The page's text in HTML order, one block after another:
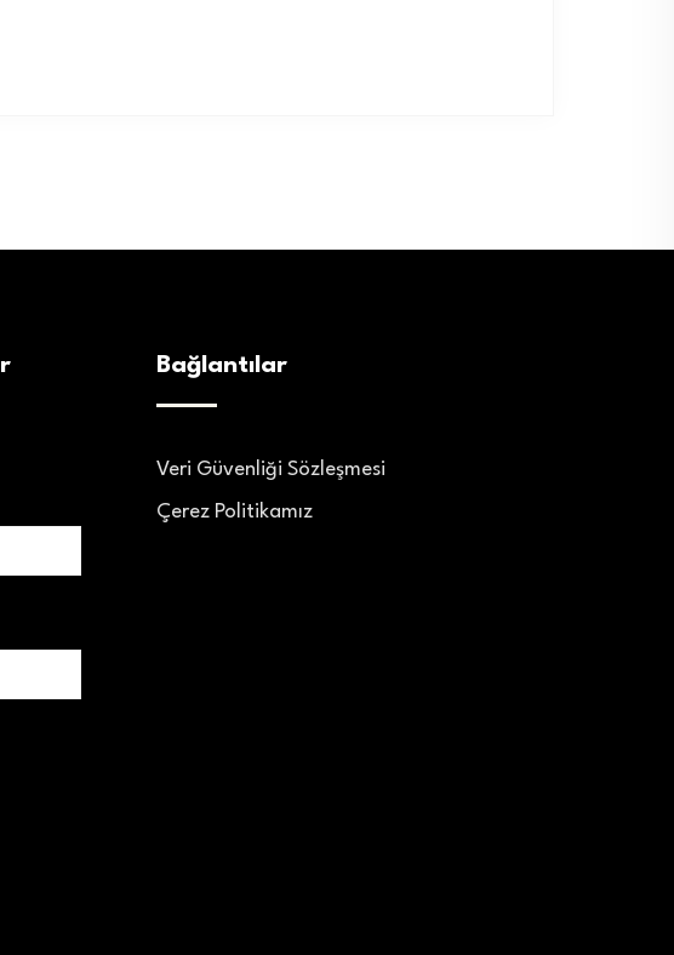
Bağlantılar
Veri Güvenliği Sözleşmesi
Çerez Politikamız